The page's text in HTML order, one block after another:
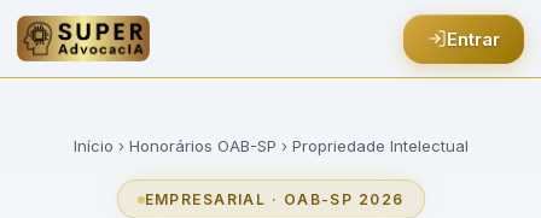
Entrar
Início › Honorários OAB-SP › Propriedade Intelectual
EMPRESARIAL · OAB-SP 2026